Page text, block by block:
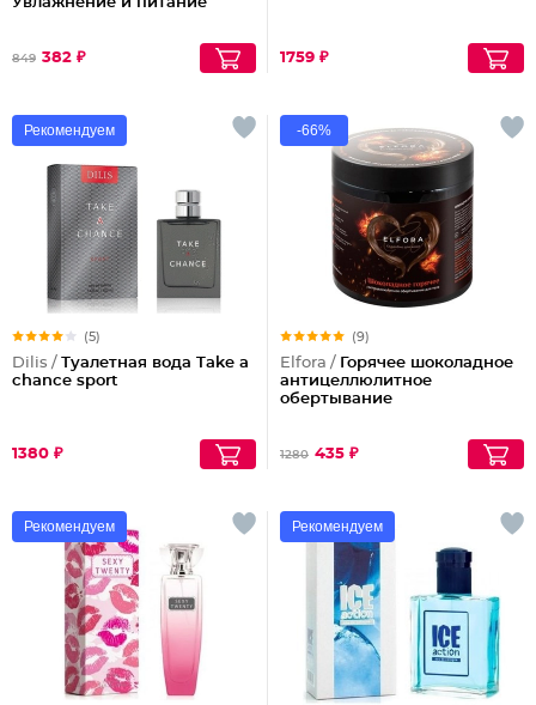
849 382 ₽ 1759 ₽
Рекомендуем
(5)
Dilis / Туалетная вода Take a
chance sport
1380 ₽
-66%
(9)
Elfora / Горячее шоколадное
антицеллюлитное
обертывание
1280 435 ₽
Рекомендуем Рекомендуем